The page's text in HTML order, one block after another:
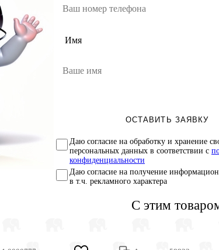
Имя
ОСТАВИТЬ ЗАЯВКУ
Даю согласие на обработку и хранение
персональных данных в соответствии с
конфиденциальности
Даю согласие на получение
в т.ч. рекламного характера
С этим